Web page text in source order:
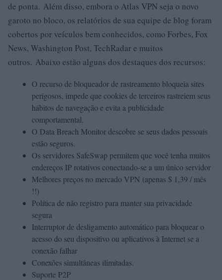
de ponta. Além disso, embora o Atlas VPN seja o novo
garoto no bloco, os relatórios de sua equipe de blog foram
cobertos por veículos bem conhecidos, como Forbes, Fox
News, Washington Post, TechRadar e muitos
outros. Abaixo estão alguns dos destaques dos recursos:
O recurso de bloqueador de rastreamento bloqueia sites
perigosos, impede que cookies de terceiros rastreiem seus
hábitos de navegação e evita a publicidade
comportamental.
O Data Breach Monitor descobre se seus dados pessoais
estão seguros.
Os servidores SafeSwap permitem que você tenha muitos
endereços IP rotativos conectando-se a um único servidor
Melhores preços no mercado VPN (apenas $ 1,39 / mês
!!)
Política de não registro para manter sua privacidade
segura
Interruptor de desligamento automático para bloquear o
acesso do seu dispositivo ou aplicativos à Internet se a
conexão falhar
Conexões simultâneas ilimitadas.
Suporte P2P